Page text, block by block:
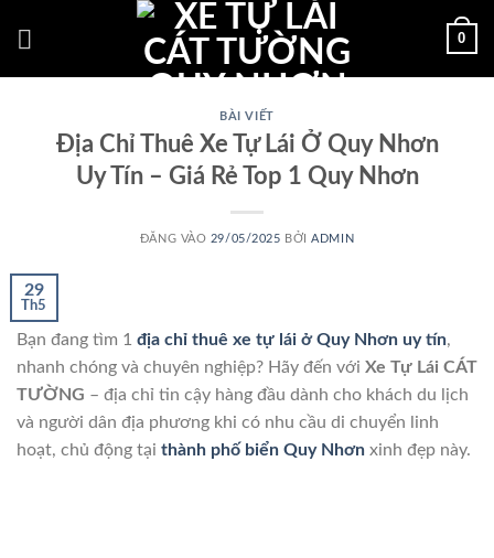
0
BÀI VIẾT
Địa Chỉ Thuê Xe Tự Lái Ở Quy Nhơn
Uy Tín – Giá Rẻ Top 1 Quy Nhơn
ĐĂNG VÀO 29/05/2025 BỞIADMIN
29
Th5
Bạn đang tìm 1 địa chỉ thuê xe tự lái ở Quy Nhơn uy tín,
nhanh chóng và chuyên nghiệp? Hãy đến với Xe Tự Lái CÁT
TƯỜNG – địa chỉ tin cậy hàng đầu dành cho khách du lịch
và người dân địa phương khi có nhu cầu di chuyển linh
hoạt, chủ động tại thành phố biển Quy Nhơn xinh đẹp này.